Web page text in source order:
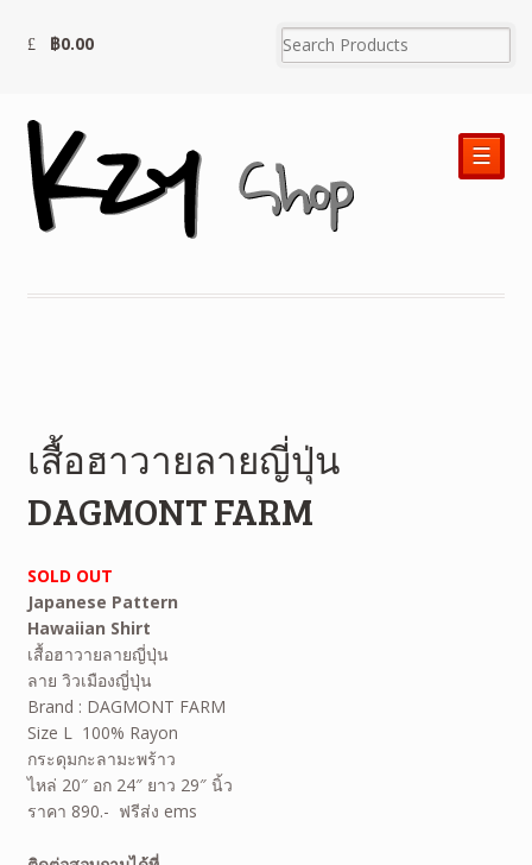
฿0.00
☰
เสื้อฮาวายลายญี่ปุ่น
DAGMONT FARM
SOLD OUT
Japanese Pattern
Hawaiian Shirt
เสื้อฮาวายลายญี่ปุ่น
ลาย วิวเมืองญี่ปุ่น
Brand : DAGMONT FARM
Size L 100% Rayon
กระดุมกะลามะพร้าว
ไหล่ 20″ อก 24″ ยาว 29″ นิ้ว
ราคา 890.- ฟรีส่ง ems